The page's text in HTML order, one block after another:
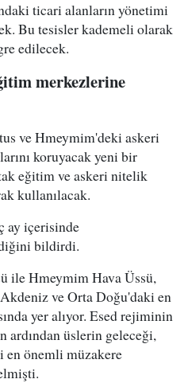
ticari alanların yönetimi
Bu tesisler kademeli olarak
edilecek.
merkezlerine
ve Hmeymim'deki askeri
koruyacak yeni bir
eğitim ve askeri nitelik
kullanılacak.
ay içerisinde
bildirdi.
ile Hmeymim Hava Üssü,
ve Orta Doğu'daki en
yer alıyor. Esed rejiminin
ardından üslerin geleceği,
en önemli müzakere